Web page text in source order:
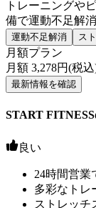
トレーニングや
備で運動不足解
運動不足解消 ス
月額プラン
月額 3,278円(税
最新情報を確認
START
良い
24時間営業
多彩なトレ
ストレッチ